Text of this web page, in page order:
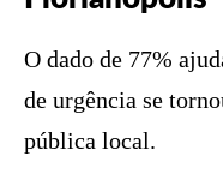
O dado de 77%
de urgência se
pública local.